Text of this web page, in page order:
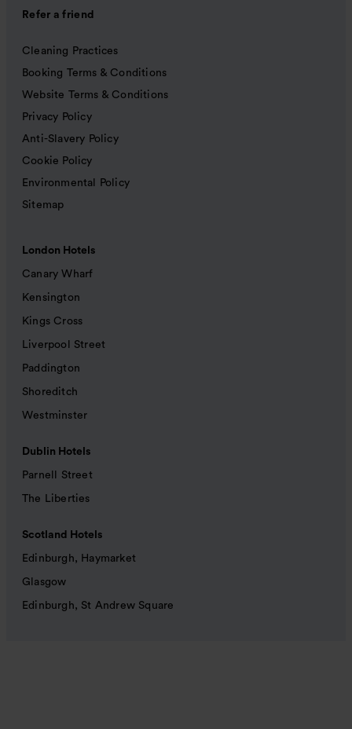
Refer a friend
Cleaning Practices
Booking Terms & Conditions
Website Terms & Conditions
Privacy Policy
Anti-Slavery Policy
Cookie Policy
Environmental Policy
Sitemap
London Hotels
Canary Wharf
Kensington
Kings Cross
Liverpool Street
Paddington
Shoreditch
Westminster
Dublin Hotels
Parnell Street
The Liberties
Scotland Hotels
Edinburgh, Haymarket
Glasgow
Edinburgh, St Andrew Square